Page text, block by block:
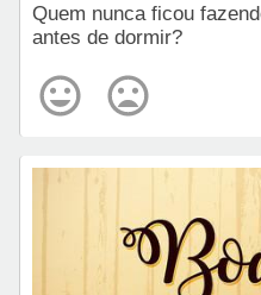
Quem nunca ficou
antes de dormir?